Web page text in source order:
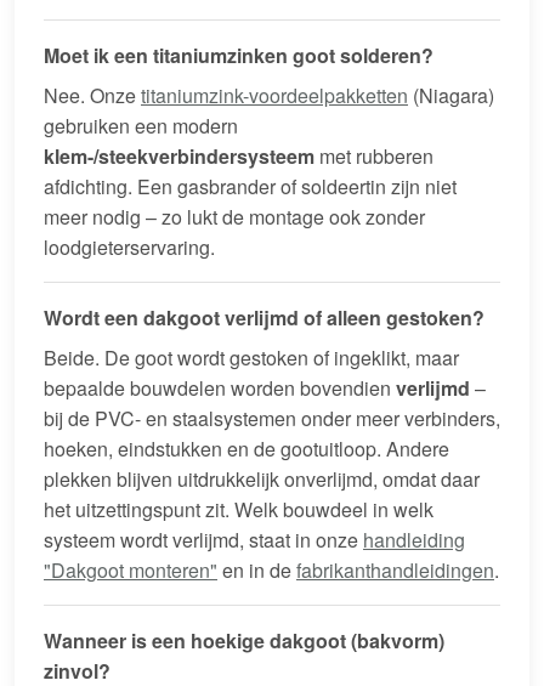
Moet ik een titaniumzinken goot solderen?
Nee. Onzetitaniumzink-voordeelpakketten (Niagara)
gebruiken een modern
klem-/steekverbindersysteem met rubberen
afdichting. Een gasbrander of soldeertin zijn niet
meer nodig – zo lukt de montage ook zonder
loodgieterservaring.
Wordt een dakgoot verlijmd of alleen gestoken?
Beide. De goot wordt gestoken of ingeklikt, maar
bepaalde bouwdelen worden bovendien verlijmd –
bij de PVC- en staalsystemen onder meer verbinders,
hoeken, eindstukken en de gootuitloop. Andere
plekken blijven uitdrukkelijk onverlijmd, omdat daar
het uitzettingspunt zit. Welk bouwdeel in welk
systeem wordt verlijmd, staat in onze handleiding
"Dakgoot monteren" en in defabrikanthandleidingen.
Wanneer is een hoekige dakgoot (bakvorm)
zinvol?